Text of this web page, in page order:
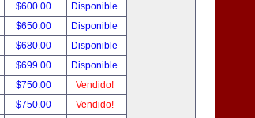
$600.00
Disponible
$650.00
Disponible
$680.00
Disponible
$699.00
Disponible
$750.00
Vendido!
$750.00
Vendido!